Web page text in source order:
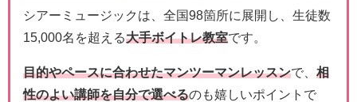
シアーミュージックは、全国98箇所に展開し、生徒数
15,000名を超える大手ボイトレ教室です。
目的やペースに合わせたマンツーマンレッスンで、 相
性のよい講師を自分で選べるのも嬉しいポイントで